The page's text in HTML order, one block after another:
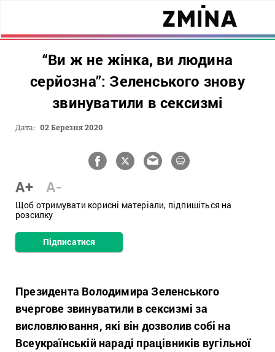
“Ви ж не жінка, ви людина
серйозна”: Зеленського знову
звинуватили в сексизмі
Дата: 02 Березня 2020
A+ A-
Щоб отримувати корисні матеріали, підпишіться на
розсилку
Підписатися
Президента Володимира Зеленського
вчергове звинуватили в сексизмі за
висловлювання, які він дозволив собі на
Всеукраїнській нараді працівників вугільної